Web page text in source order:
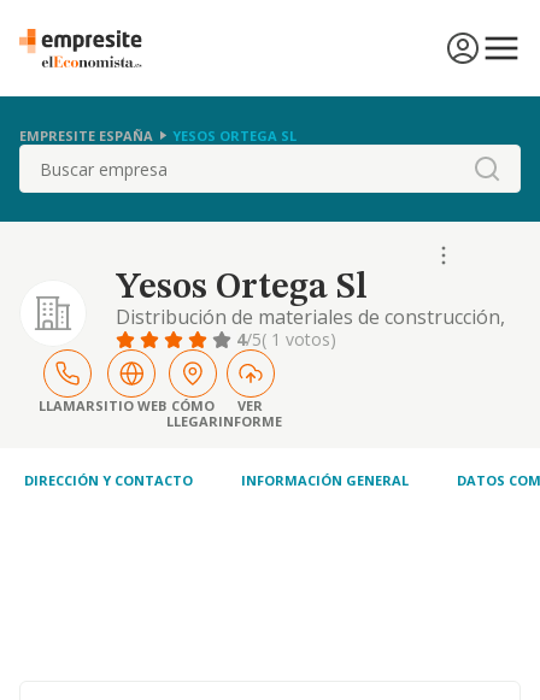
EMPRESITE ESPAÑA YESOS ORTEGA SL
Buscar
Yesos Ortega Sl
Distribución de materiales de construcción,
pladur, estructuras, suelo radiante,
aislamientos, enlucidos, yeso
4/5( 1 votos)
LLAMARSITIO WEB CÓMO
LLEGAR
VER
INFORME
DIRECCIÓN Y CONTACTO INFORMACIÓN GENERAL DATOS